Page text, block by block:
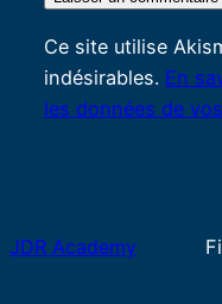
Ce site utilise
indésirables. En
les données de
JDR Academy